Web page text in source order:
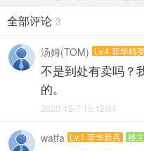
全部评论 3
汤姆(TOM) Lv.4 菲华精
不是到处有卖吗？
的。
2020-12-7 15:12:04
watfa Lv.1 菲华新兵 楼主